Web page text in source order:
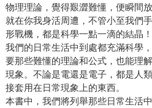
物理理論，覺得艱澀難懂，便瞬間
就在你我身活周遭，不管小至我們
形戰機，都是科學一點一滴的結晶！
我們的日常生活中到處都充滿科學
要那些難懂的理論和公式，也能理
現象。不論是電還是電子，都是人
接套用在日常現象上的東西。
本書中，我們將列舉那些日常生活